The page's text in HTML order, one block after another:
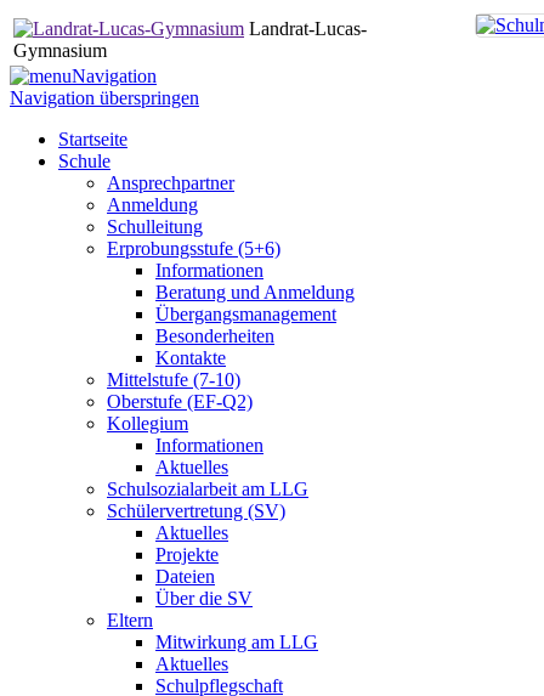
Landrat-Lucas-
Gymnasium
Navigation
Navigation überspringen
Startseite
Schule
Ansprechpartner
Anmeldung
Schulleitung
Erprobungsstufe (5+6)
Informationen
Beratung und Anmeldung
Übergangsmanagement
Besonderheiten
Kontakte
Mittelstufe (7-10)
Oberstufe (EF-Q2)
Kollegium
Informationen
Aktuelles
Schulsozialarbeit am LLG
Schülervertretung (SV)
Aktuelles
Projekte
Dateien
Über die SV
Eltern
Mitwirkung am LLG
Aktuelles
Schulpflegschaft